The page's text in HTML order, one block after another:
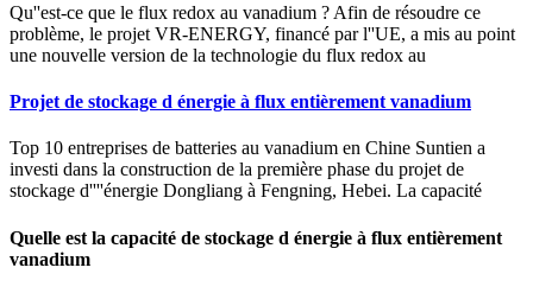
Qu''est-ce que le flux redox au vanadium ? Afin de résoudre ce
problème, le projet VR-ENERGY, financé par l''UE, a mis au point
une nouvelle version de la technologie du flux redox au
Projet de stockage d énergie à flux entièrement vanadium
Top 10 entreprises de batteries au vanadium en Chine Suntien a
investi dans la construction de la première phase du projet de
stockage d''''énergie Dongliang à Fengning, Hebei. La capacité
Quelle est la capacité de stockage d énergie à flux entièrement
vanadium